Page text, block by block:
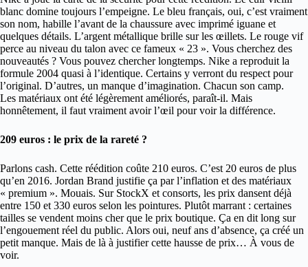
blanc domine toujours l’empeigne. Le bleu français, oui, c’est vraiment
son nom, habille l’avant de la chaussure avec imprimé iguane et
quelques détails. L’argent métallique brille sur les œillets. Le rouge vif
perce au niveau du talon avec ce fameux « 23 ». Vous cherchez des
nouveautés ? Vous pouvez chercher longtemps. Nike a reproduit la
formule 2004 quasi à l’identique. Certains y verront du respect pour
l’original. D’autres, un manque d’imagination. Chacun son camp.
Les matériaux ont été légèrement améliorés, paraît-il. Mais
honnêtement, il faut vraiment avoir l’œil pour voir la différence.
209 euros : le prix de la rareté ?
Parlons cash. Cette réédition coûte 210 euros. C’est 20 euros de plus
qu’en 2016. Jordan Brand justifie ça par l’inflation et des matériaux
« premium ». Mouais. Sur StockX et consorts, les prix dansent déjà
entre 150 et 330 euros selon les pointures. Plutôt marrant : certaines
tailles se vendent moins cher que le prix boutique. Ça en dit long sur
l’engouement réel du public. Alors oui, neuf ans d’absence, ça créé un
petit manque. Mais de là à justifier cette hausse de prix… À vous de
voir.